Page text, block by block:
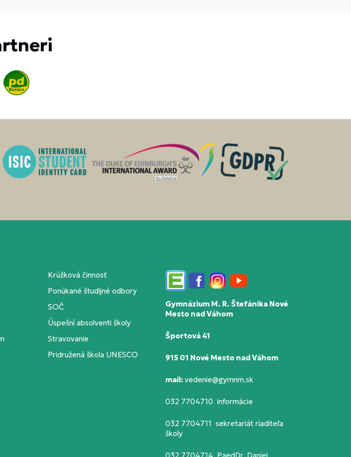
Krúžková činnosť
Ponúkané študijné odbory
SOČ
Úspešní absolventi školy
Stravovanie
Pridružená škola UNESCO
EdupageFacebookInstagramYouTube
Gymnázium M. R. Štefánika Nové
Mesto nad Váhom
Športová 41
915 01 Nové Mesto nad Váhom
mail: vedenie@gymnm.sk
032 7704710 informácie
032 7704711 sekretariát riaditeľa
školy